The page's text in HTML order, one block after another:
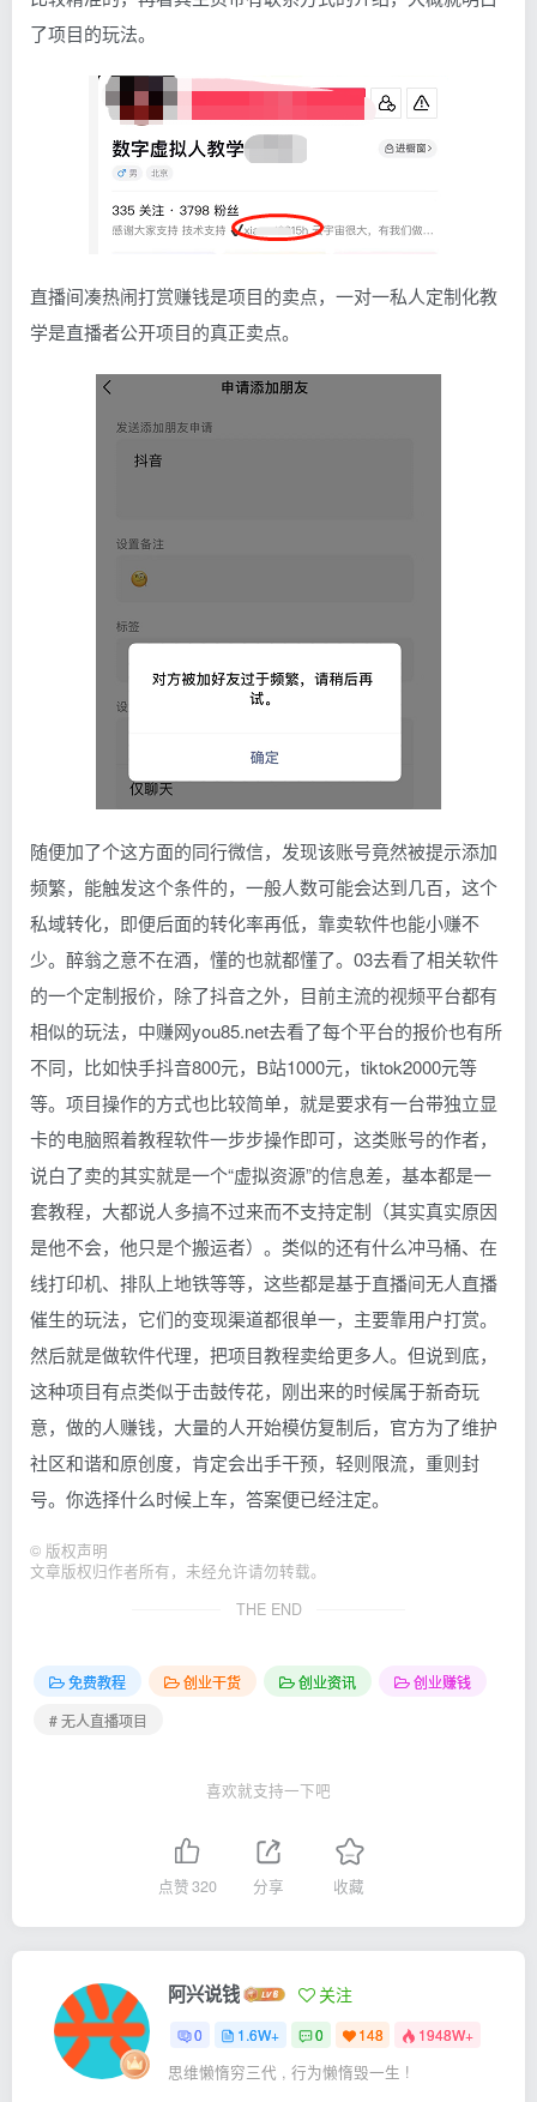
了项目的玩法。
直播间凑热闹打赏赚钱是项目的卖点，一对一私人定制化教
学是直播者公开项目的真正卖点。
随便加了个这方面的同行微信，发现该账号竟然被提示添加
频繁，能触发这个条件的，一般人数可能会达到几百，这个
私域转化，即便后面的转化率再低，靠卖软件也能小赚不
少。醉翁之意不在酒，懂的也就都懂了。03去看了相关软件
的一个定制报价，除了抖音之外，目前主流的视频平台都有
相似的玩法，中赚网you85.net去看了每个平台的报价也有所
不同，比如快手抖音800元，B站1000元，tiktok2000元等
等。项目操作的方式也比较简单，就是要求有一台带独立显
卡的电脑照着教程软件一步步操作即可，这类账号的作者，
说白了卖的其实就是一个“虚拟资源”的信息差，基本都是一
套教程，大都说人多搞不过来而不支持定制（其实真实原因
是他不会，他只是个搬运者）。类似的还有什么冲马桶、在
线打印机、排队上地铁等等，这些都是基于直播间无人直播
催生的玩法，它们的变现渠道都很单一，主要靠用户打赏。
然后就是做软件代理，把项目教程卖给更多人。但说到底，
这种项目有点类似于击鼓传花，刚出来的时候属于新奇玩
意，做的人赚钱，大量的人开始模仿复制后，官方为了维护
社区和谐和原创度，肯定会出手干预，轻则限流，重则封
号。你选择什么时候上车，答案便已经注定。
© 版权声明
文章版权归作者所有，未经允许请勿转载。
THE END
免费教程 创业干货 创业资讯
创业赚钱
# 无人直播项目
喜欢就支持一下吧
点赞320 分享 收藏
阿兴说钱 关注
0 1.6W+ 0 148 1948W+
思维懒惰穷三代 , 行为懒惰毁一生 !